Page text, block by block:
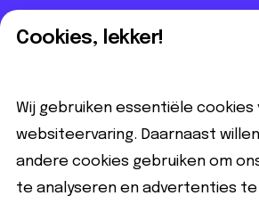
Informatief
Partnerbijdrage
Disclaimer
Volg ons
Cookies, lekker!
Wij gebruiken essentiële
websiteervaring. Daarnaast
andere cookies gebruiken om
te analyseren en advertenties